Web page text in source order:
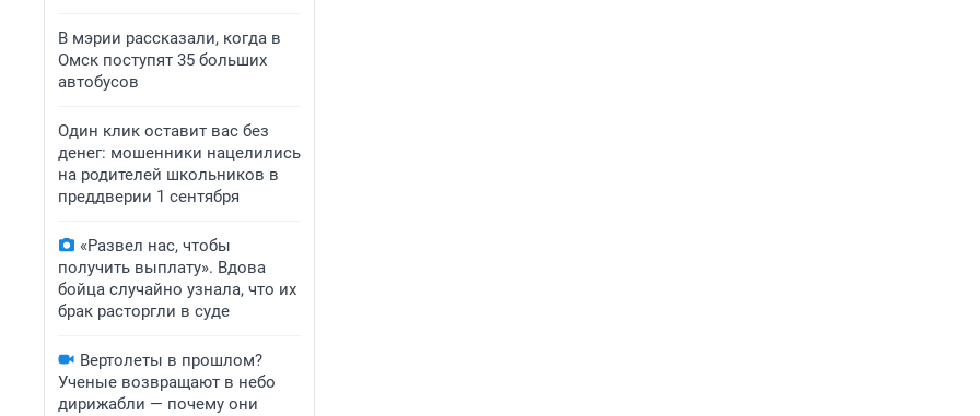
В мэрии рассказали, когда в
Омск поступят 35 больших
автобусов
Один клик оставит вас без
денег: мошенники нацелились
на родителей школьников в
преддверии 1 сентября
«Развел нас, чтобы
получить выплату». Вдова
бойца случайно узнала, что их
брак расторгли в суде
Вертолеты в прошлом?
Ученые возвращают в небо
дирижабли — почему они